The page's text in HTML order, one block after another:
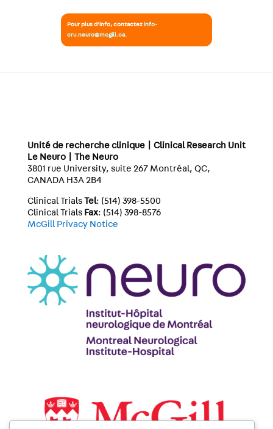
Pour plus d’info, contactez info-
cru.neuro@mcgill.ca.
Unité de recherche clinique | Clinical Research Unit
Le Neuro | The Neuro
3801 rue University, suite 267 Montréal, QC,
CANADA H3A 2B4
Clinical Trials Tel: (514) 398-5500
Clinical Trials Fax: (514) 398-8576
McGill Privacy Notice